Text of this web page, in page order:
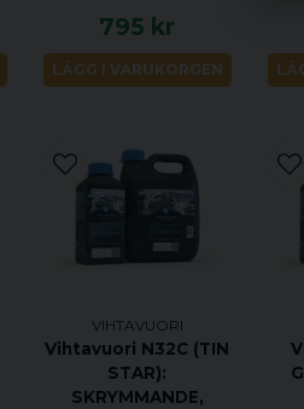
795 kr
LÄGG I VARUKORGEN
VIHTAVUORI
Vihtavuori N32C (TIN
STAR):
SKRYMMANDE,